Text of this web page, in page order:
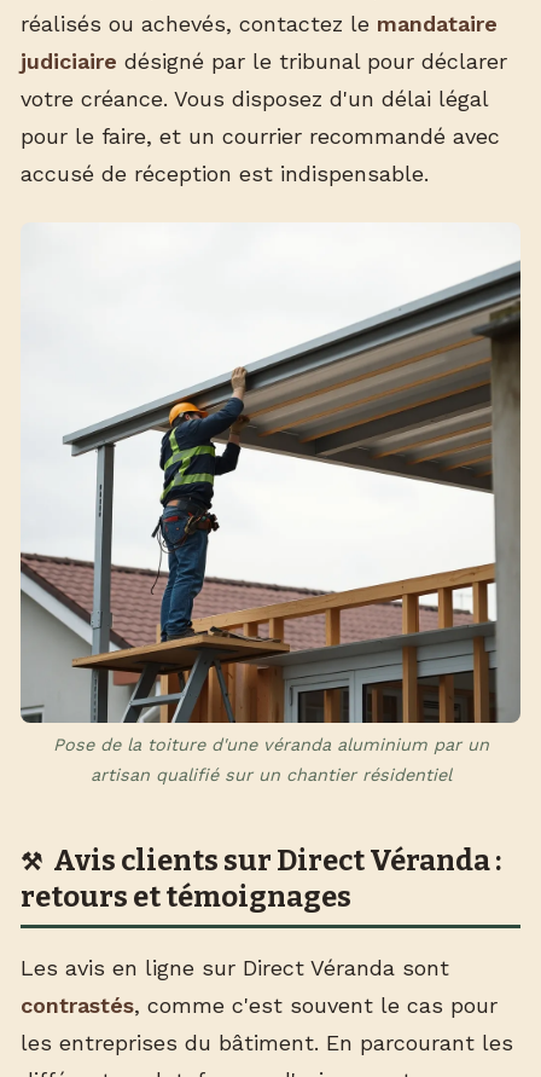
réalisés ou achevés, contactez le mandataire
judiciaire désigné par le tribunal pour déclarer
votre créance. Vous disposez d'un délai légal
pour le faire, et un courrier recommandé avec
accusé de réception est indispensable.
Pose de la toiture d'une véranda aluminium par un
artisan qualifié sur un chantier résidentiel
Avis clients sur Direct Véranda :
retours et témoignages
Les avis en ligne sur Direct Véranda sont
contrastés, comme c'est souvent le cas pour
les entreprises du bâtiment. En parcourant les